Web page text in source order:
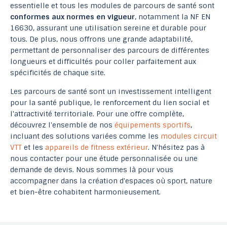
essentielle et tous les modules de parcours de santé sont
conformes aux normes en vigueur, notamment la NF EN
16630, assurant une utilisation sereine et durable pour
tous. De plus, nous offrons une grande adaptabilité,
permettant de personnaliser des parcours de différentes
longueurs et difficultés pour coller parfaitement aux
spécificités de chaque site.
Les parcours de santé sont un investissement intelligent
pour la santé publique, le renforcement du lien social et
l'attractivité territoriale. Pour une offre complète,
découvrez l'ensemble de nos équipements sportifs,
incluant des solutions variées comme les modules circuit
VTT et les appareils de fitness extérieur. N'hésitez pas à
nous contacter pour une étude personnalisée ou une
demande de devis. Nous sommes là pour vous
accompagner dans la création d'espaces où sport, nature
et bien-être cohabitent harmonieusement.